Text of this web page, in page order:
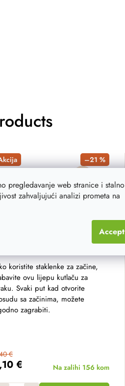
pregledavanje web stranice i stalno
zahvaljujući analizi prometa na
Accept
–21 %
€
€
Na zalihi 156 kom
koristite staklenke za začine,
ovu lijepu kutlaču za
Svaki put kad otvorite
sa začinima, možete
zagrabiti.